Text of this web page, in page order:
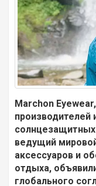
Marchon
производителей
ведущий
аксессуаров и
отдыха,
глобального